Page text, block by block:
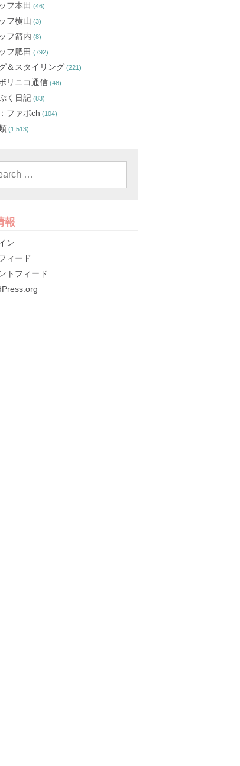
フ本田 (46)
フ横山 (3)
フ箭内 (8)
フ肥田 (792)
＆スタイリング (221)
リニコ通信 (48)
く日記 (83)
ファボch (104)
(1,513)
報
ン
ィード
トフィード